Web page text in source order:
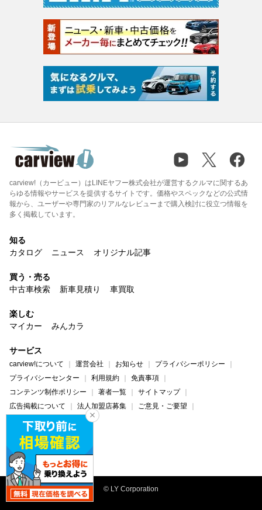
carview!（カービュー）はLINEヤフー株式会社が運営するクルマに関するあ
らゆる情報やサービスを提供するサイトです。価格やスペックなどの公式情
報から、ユーザーや専門家のリアルなレビューまで購入検討に役立つ情報を
多く掲載しています。
知る
カタログ
ニュース オリジナル記事
買う・売る
中古車検索
新車見積り 車買取
楽しむ
マイカー
みんカラ
サービス
carview!について 運営会社 お知らせ
プライバシーポリシー
プライバシーセンター
利用規約
免責事項
コンテンツ制作ポリシー
著者一覧
サイトマップ
広告掲載について
法人加盟店募集
ご意見・ご要望
ヘルプ・お問い合わせ
carview! Yahoo! JAPAN
© LY Corporation